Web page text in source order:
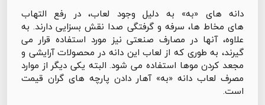
دانه های «به» به دلیل وجود لعاب، در رفع التهاب
های مخاط ها، سرفه و گرفتگی صدا نقش بسزایی دارند. به
علاوه، آنها در مصارف صنعتی نیز مورد استفاده قرار می
گیرند، به طوری که از لعاب این دانه در محصولات آرایشی و
مجعد کردن موها استفاده می شود. البته یکی دیگر از موارد
مصرف لعاب دانه «به» آهار دادن پارچه های گران قیمت
است.